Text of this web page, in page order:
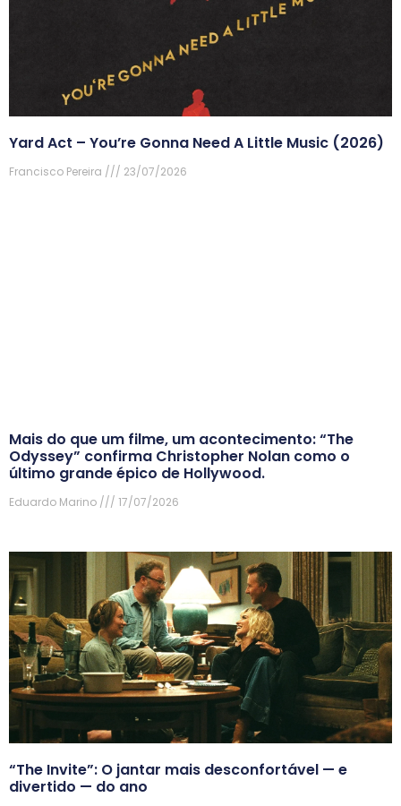
Yard Act – You’re Gonna Need A Little Music (2026)
Francisco Pereira 23/07/2026
Mais do que um filme, um acontecimento: “The
Odyssey” confirma Christopher Nolan como o
último grande épico de Hollywood.
Eduardo Marino 17/07/2026
“The Invite”: O jantar mais desconfortável — e
divertido — do ano